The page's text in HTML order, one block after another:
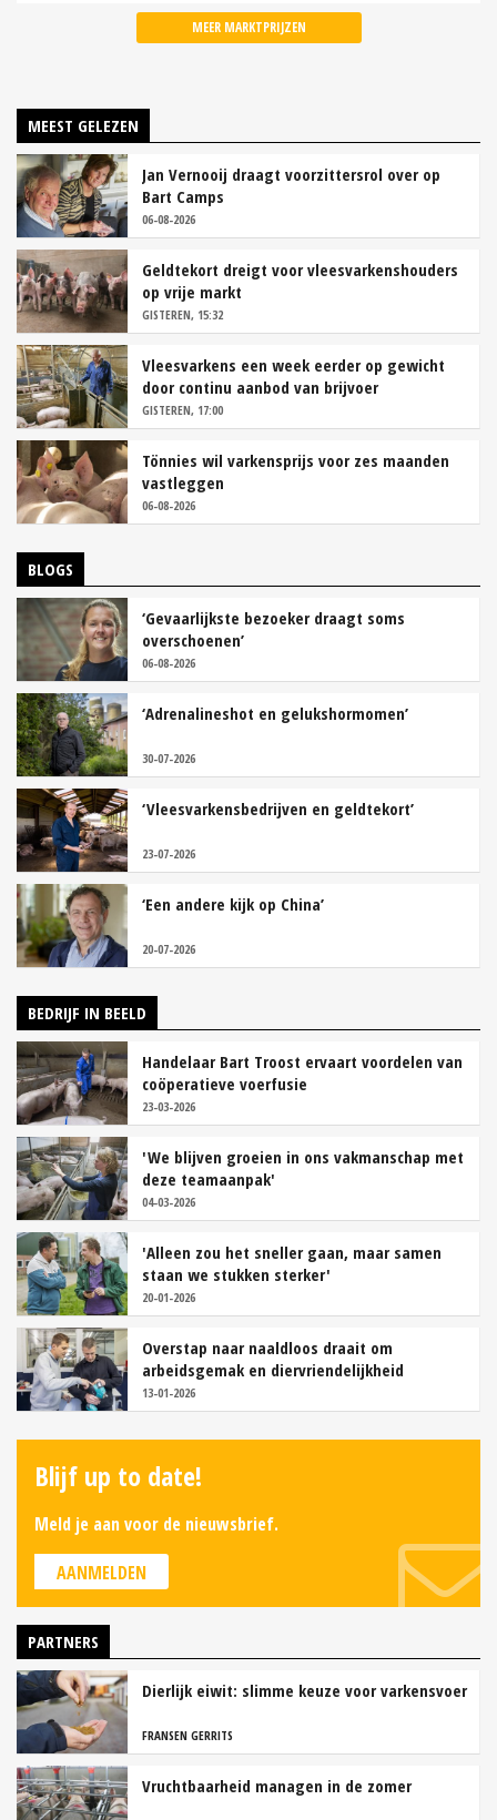
MEER MARKTPRIJZEN
MEEST GELEZEN
Jan Vernooij draagt voorzittersrol over op
Bart Camps
06-08-2026
Geldtekort dreigt voor vleesvarkenshouders
op vrije markt
GISTEREN, 15:32
Vleesvarkens een week eerder op gewicht
door continu aanbod van brijvoer
GISTEREN, 17:00
Tönnies wil varkensprijs voor zes maanden
vastleggen
06-08-2026
BLOGS
‘Gevaarlijkste bezoeker draagt soms
overschoenen’
06-08-2026
‘Adrenalineshot en gelukshormomen’
30-07-2026
‘Vleesvarkensbedrijven en geldtekort’
23-07-2026
‘Een andere kijk op China’
20-07-2026
BEDRIJF IN BEELD
Handelaar Bart Troost ervaart voordelen van
coöperatieve voerfusie
23-03-2026
'We blijven groeien in ons vakmanschap met
deze teamaanpak'
04-03-2026
'Alleen zou het sneller gaan, maar samen
staan we stukken sterker'
20-01-2026
Overstap naar naaldloos draait om
arbeidsgemak en diervriendelijkheid
13-01-2026
Blijf up to date!
Meld je aan voor de nieuwsbrief.
AANMELDEN
PARTNERS
Dierlijk eiwit: slimme keuze voor varkensvoer
FRANSEN GERRITS
Vruchtbaarheid managen in de zomer